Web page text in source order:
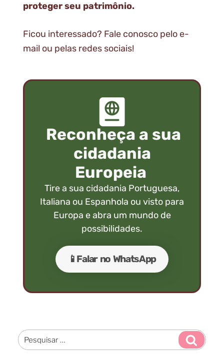
proteger seu patrimônio.
Ficou interessado? Fale conosco pelo e-
mail ou pelas redes sociais!
Reconheça a sua
cidadania
Europeia
Tire a sua cidadania Portuguesa,
Italiana ou Espanhola ou visto para
Europa e abra um mundo de
possibilidades.
📱Falar no WhatsApp